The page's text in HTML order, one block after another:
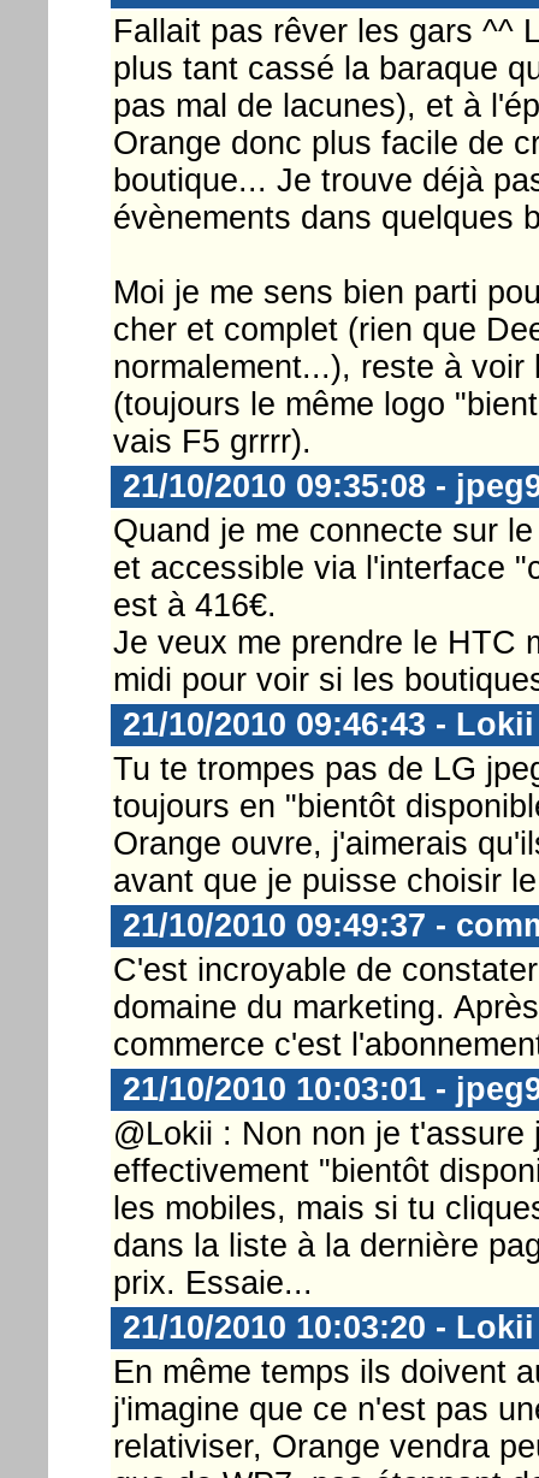
Fallait pas rêver les gars ^^
plus tant cassé la baraque
pas mal de lacunes), et à
Orange donc plus facile de
boutique... Je trouve déjà
évènements dans quelques
Moi je me sens bien parti
cher et complet (rien que
normalement...), reste à
(toujours le même logo
vais F5 grrrr).
21/10/2010 09:35:08 -
Quand je me connecte sur
et accessible via l'interface
est à 416€.
Je veux me prendre le HTC
midi pour voir si les
21/10/2010 09:46:43 - Lokii
Tu te trompes pas de LG
toujours en "bientôt
Orange ouvre, j'aimerais
avant que je puisse choisir
21/10/2010 09:49:37 -
C'est incroyable de
domaine du marketing.
commerce c'est
21/10/2010 10:03:01 -
@Lokii : Non non je
effectivement "bientôt
les mobiles, mais si tu
dans la liste à la dernière
prix. Essaie...
21/10/2010 10:03:20 - Lokii
En même temps ils doivent
j'imagine que ce n'est pas
relativiser, Orange vendra